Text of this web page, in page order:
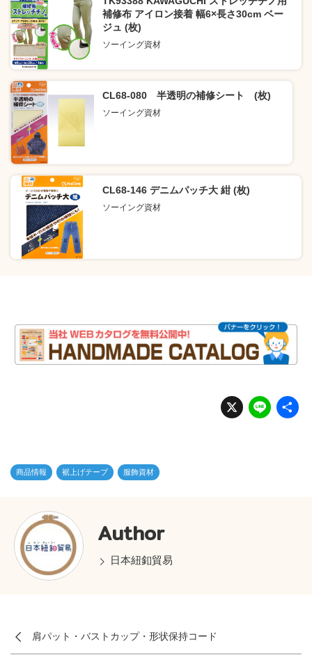
補修布 アイロン接着 幅6×長さ30cm ベー
ジュ (枚)
ソーイング資材
CL68-080 半透明の補修シート (枚)
ソーイング資材
CL68-146 デニムパッチ大 紺 (枚)
ソーイング資材
X Li
n
商品情報 裾上げテープ 服飾資材
Author
日本紐釦貿易
肩パット・バストカップ・形状保持コード